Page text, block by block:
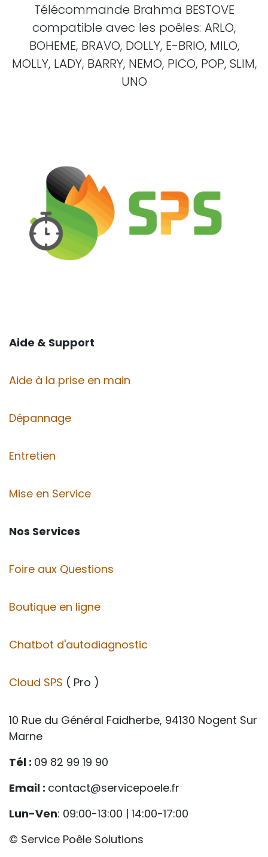
Télécommande Brahma BESTOVE
compatible avec les poêles: ARLO,
BOHEME, BRAVO, DOLLY, E-BRIO, MILO,
MOLLY, LADY, BARRY, NEMO, PICO, POP, SLIM,
UNO
Aide & Support
Aide à la prise en main
Dépannage
Entretien
Mise en Service
Nos Services
Foire aux Questions
Boutique en ligne
Chatbot d'autodiagnostic
Cloud SPS ( Pro )
10 Rue du Général Faidherbe, 94130 Nogent Sur
Marne
Tél : 09 82 99 19 90
Email : contact@servicepoele.fr
Lun-Ven: 09:00-13:00 | 14:00-17:00
© Service Poêle Solutions